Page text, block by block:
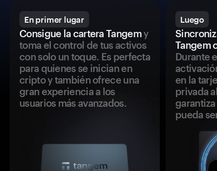
En primer lugar
Consigue la cartera Tangemy
toma el control de tus activos
con solo un toque. Es perfecta
para quienes se inician en
cripto y también ofrece una
gran experiencia a los
usuarios más avanzados.
Luego
Tangem
Durante
en la
privada
pueda